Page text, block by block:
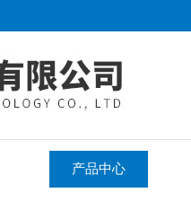
产品中心